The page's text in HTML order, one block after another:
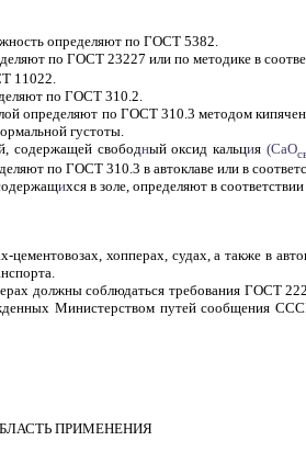
определяют по ГОСТ 5382.
по ГОСТ 23227 или по методике в
11022.
по ГОСТ 310.2.
определяют по ГОСТ 310.3 методом
густоты.
содержащей свободный оксид кальция (СаО
по ГОСТ 310.3 в автоклаве или в
ихся в золе, определяют в
цементовозах, хопперах, судах, а также в
должны соблюдаться требования ГОСТ
Министерством путей сообщения
ПРИМЕНЕНИЯ